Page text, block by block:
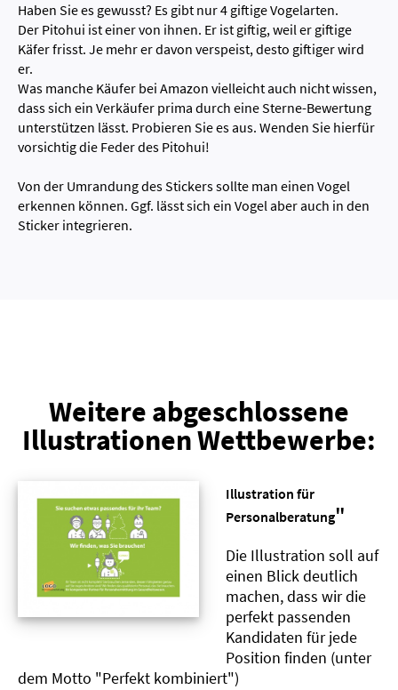
Haben Sie es gewusst? Es gibt nur 4 giftige Vogelarten.
Der Pitohui ist einer von ihnen. Er ist giftig, weil er giftige
Käfer frisst. Je mehr er davon verspeist, desto giftiger wird
er.
Was manche Käufer bei Amazon vielleicht auch nicht wissen,
dass sich ein Verkäufer prima durch eine Sterne-Bewertung
unterstützen lässt. Probieren Sie es aus. Wenden Sie hierfür
vorsichtig die Feder des Pitohui!
Von der Umrandung des Stickers sollte man einen Vogel
erkennen können. Ggf. lässt sich ein Vogel aber auch in den
Sticker integrieren.
Weitere abgeschlossene
Illustrationen Wettbewerbe:
Illustration für
Personalberatung"
Die Illustration soll auf
einen Blick deutlich
machen, dass wir die
perfekt passenden
Kandidaten für jede
Position finden (unter
dem Motto "Perfekt kombiniert")